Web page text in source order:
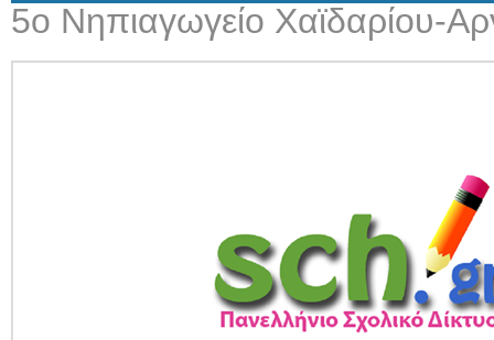
5ο Νηπιαγωγείο Χαϊδαρίου-